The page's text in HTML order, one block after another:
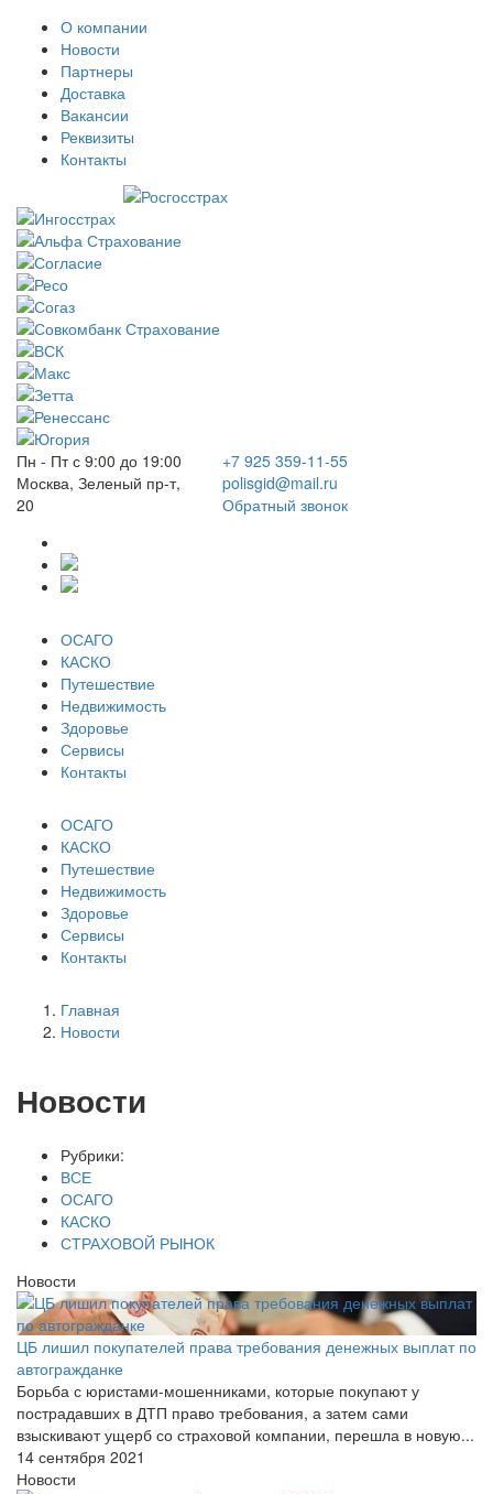
О компании
Новости
Партнеры
Доставка
Вакансии
Реквизиты
Контакты
Пн - Пт с 9:00 до 19:00
Москва, Зеленый пр-т,
20
+7 925 359-11-55
polisgid@mail.ru
Обратный звонок
ОСАГО
КАСКО
Путешествие
Недвижимость
Здоровье
Сервисы
Контакты
ОСАГО
КАСКО
Путешествие
Недвижимость
Здоровье
Сервисы
Контакты
Главная
Новости
Новости
Рубрики:
ВСЕ
ОСАГО
КАСКО
СТРАХОВОЙ РЫНОК
Новости
ЦБ лишил покупателей права требования денежных выплат по
автогражданке
Борьба с юристами-мошенниками, которые покупают у
пострадавших в ДТП право требования, а затем сами
взыскивают ущерб со страховой компании, перешла в новую...
14 сентября 2021
Новости